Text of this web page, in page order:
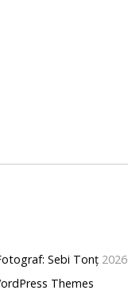
Sebi Tonț2026
Themes